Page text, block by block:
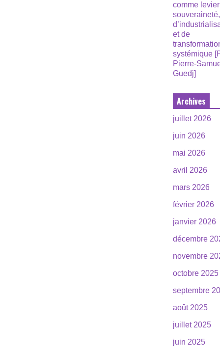
comme
souveraineté,
et de
systémique
Pierre-
Guedj]
Archives
juillet 2026
juin 2026
mai 2026
avril 2026
mars 2026
février 2026
janvier 2026
décembre
novembre
octobre 2025
septembre
août 2025
juillet 2025
juin 2025